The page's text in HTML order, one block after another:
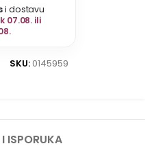
i dostavu
07.08. ili
SKU: 0145959
ISPORUKA